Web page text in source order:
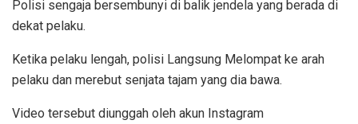
Polisi sengaja bersembunyi di balik jendela yang berada di
dekat pelaku.
Ketika pelaku lengah, polisi Langsung Melompat ke arah
pelaku dan merebut senjata tajam yang dia bawa.
Video tersebut diunggah oleh akun Instagram